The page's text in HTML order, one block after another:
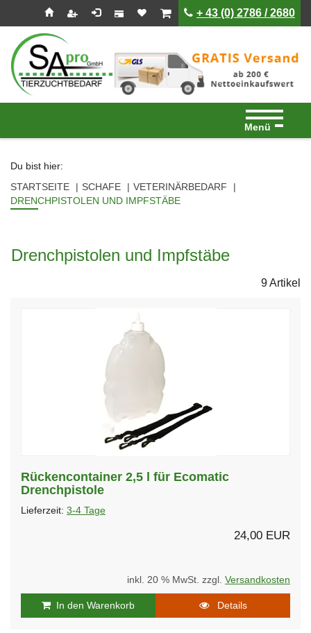
Seitenebreiche:
ist leerist leer+ 43 (0) 2786 / 2680
Menü
Du bist hier:
STARTSEITE
SCHAFE
VETERINÄRBEDARF
DRENCHPISTOLEN UND IMPFSTÄBE
Drenchpistolen und Impfstäbe
9 Artikel
Rückencontainer 2,5 l für Ecomatic
Drenchpistole
Lieferzeit: 3-4 Tage
24,00 EUR
inkl. 20 % MwSt. zzgl. Versandkosten
In den Warenkorb Details